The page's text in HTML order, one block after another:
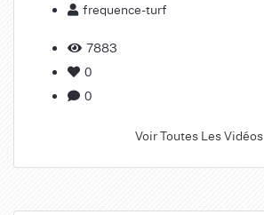
frequence-turf
7883
0
0
Voir Toutes Les Vidéos